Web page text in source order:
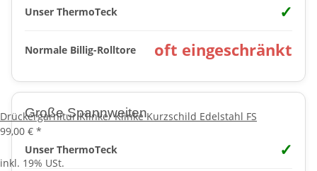
Unser ThermoTeck ✓
Normale Billig-Rolltore oft eingeschränkt
Große Spannweiten
Unser ThermoTeck ✓
Drückergarnitur Klinke/ Klinke Kurzschild Edelstahl FS
99,00 € *
inkl. 19% USt.